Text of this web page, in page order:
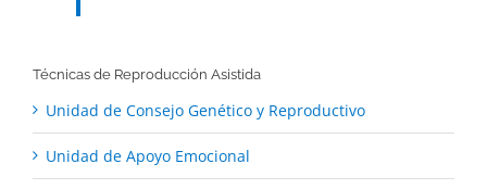
Técnicas de Reproducción Asistida
Unidad de Consejo Genético y Reproductivo
Unidad de Apoyo Emocional